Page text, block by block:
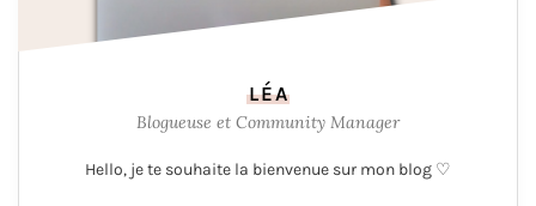
LÉA
Blogueuse et Community Manager
Hello, je te souhaite la bienvenue sur mon blog ♡